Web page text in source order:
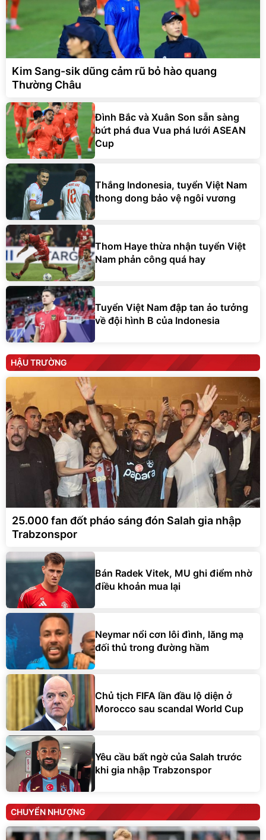
Kim Sang-sik dũng cảm rũ bỏ hào quang
Thường Châu
Đình Bắc và Xuân Son sẵn sàng
bứt phá đua Vua phá lưới ASEAN
Cup
Thắng Indonesia, tuyển Việt Nam
thong dong bảo vệ ngôi vương
Thom Haye thừa nhận tuyển Việt
Nam phản công quá hay
Tuyển Việt Nam đập tan ảo tưởng
về đội hình B của Indonesia
HẬU TRƯỜNG
25.000 fan đốt pháo sáng đón Salah gia nhập
Trabzonspor
Bán Radek Vitek, MU ghi điểm nhờ
điều khoản mua lại
Neymar nổi cơn lôi đình, lăng mạ
đối thủ trong đường hầm
Chủ tịch FIFA lần đầu lộ diện ở
Morocco sau scandal World Cup
Yêu cầu bất ngờ của Salah trước
khi gia nhập Trabzonspor
CHUYỂN NHƯỢNG